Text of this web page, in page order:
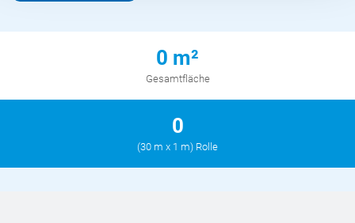
0 m²
Gesamtfläche
0
(30 m x 1 m) Rolle